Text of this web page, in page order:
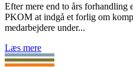
Efter mere end to års
PKOM at indgå et forlig om
medarbejdere under...
Læs mere